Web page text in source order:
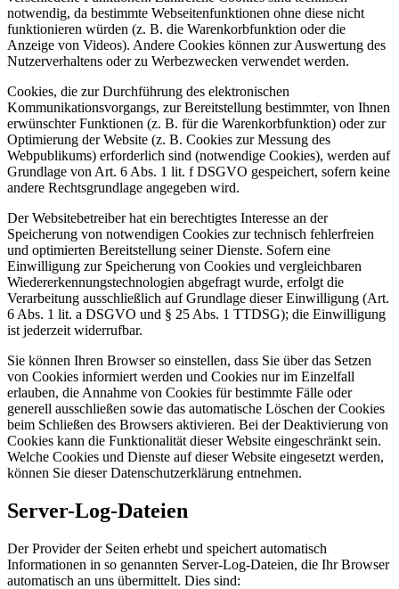
notwendig, da bestimmte Webseitenfunktionen ohne diese nicht
funktionieren würden (z. B. die Warenkorbfunktion oder die
Anzeige von Videos). Andere Cookies können zur Auswertung des
Nutzerverhaltens oder zu Werbezwecken verwendet werden.
Cookies, die zur Durchführung des elektronischen
Kommunikationsvorgangs, zur Bereitstellung bestimmter, von Ihnen
erwünschter Funktionen (z. B. für die Warenkorbfunktion) oder zur
Optimierung der Website (z. B. Cookies zur Messung des
Webpublikums) erforderlich sind (notwendige Cookies), werden auf
Grundlage von Art. 6 Abs. 1 lit. f DSGVO gespeichert, sofern keine
andere Rechtsgrundlage angegeben wird.
Der Websitebetreiber hat ein berechtigtes Interesse an der
Speicherung von notwendigen Cookies zur technisch fehlerfreien
und optimierten Bereitstellung seiner Dienste. Sofern eine
Einwilligung zur Speicherung von Cookies und vergleichbaren
Wiedererkennungstechnologien abgefragt wurde, erfolgt die
Verarbeitung ausschließlich auf Grundlage dieser Einwilligung (Art.
6 Abs. 1 lit. a DSGVO und § 25 Abs. 1 TTDSG); die Einwilligung
ist jederzeit widerrufbar.
Sie können Ihren Browser so einstellen, dass Sie über das Setzen
von Cookies informiert werden und Cookies nur im Einzelfall
erlauben, die Annahme von Cookies für bestimmte Fälle oder
generell ausschließen sowie das automatische Löschen der Cookies
beim Schließen des Browsers aktivieren. Bei der Deaktivierung von
Cookies kann die Funktionalität dieser Website eingeschränkt sein.
Welche Cookies und Dienste auf dieser Website eingesetzt werden,
können Sie dieser Datenschutzerklärung entnehmen.
Server-Log-Dateien
Der Provider der Seiten erhebt und speichert automatisch
Informationen in so genannten Server-Log-Dateien, die Ihr Browser
automatisch an uns übermittelt. Dies sind: